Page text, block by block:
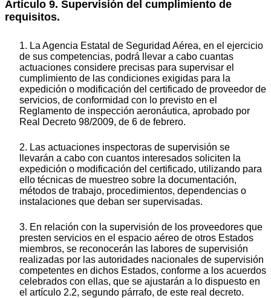
Artículo 9. Supervisión del cumplimiento de
requisitos.
1. La Agencia Estatal de Seguridad Aérea, en el ejercicio
de sus competencias, podrá llevar a cabo cuantas
actuaciones considere precisas para supervisar el
cumplimiento de las condiciones exigidas para la
expedición o modificación del certificado de proveedor de
servicios, de conformidad con lo previsto en el
Reglamento de inspección aeronáutica, aprobado por
Real Decreto 98/2009, de 6 de febrero.
2. Las actuaciones inspectoras de supervisión se
llevarán a cabo con cuantos interesados soliciten la
expedición o modificación del certificado, utilizando para
ello técnicas de muestreo sobre la documentación,
métodos de trabajo, procedimientos, dependencias o
instalaciones que deban ser supervisadas.
3. En relación con la supervisión de los proveedores que
presten servicios en el espacio aéreo de otros Estados
miembros, se reconocerán las labores de supervisión
realizadas por las autoridades nacionales de supervisión
competentes en dichos Estados, conforme a los acuerdos
celebrados con ellas, que se ajustarán a lo dispuesto en
el artículo 2.2, segundo párrafo, de este real decreto.